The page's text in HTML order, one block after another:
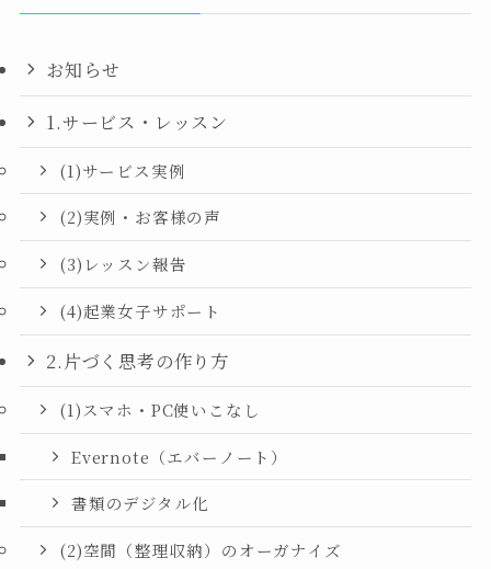
お知らせ
1.サービス・レッスン
(1)サービス実例
(2)実例・お客様の声
(3)レッスン報告
(4)起業女子サポート
2.片づく思考の作り方
(1)スマホ・PC使いこなし
Evernote（エバーノート）
書類のデジタル化
(2)空間（整理収納）のオーガナイズ